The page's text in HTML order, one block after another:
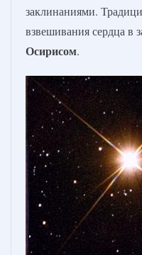
заклинаниями.
взвешивания сердца в
Осирисом.